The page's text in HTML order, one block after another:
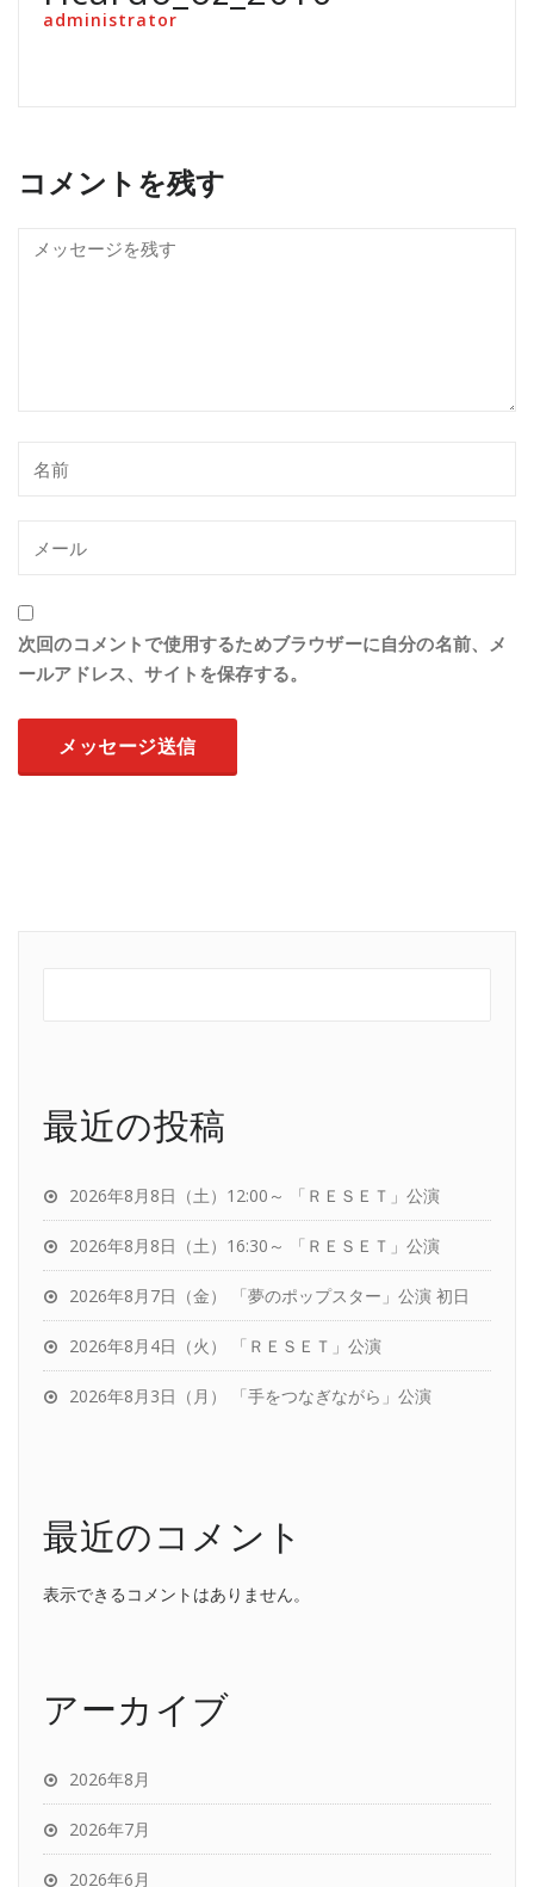
administrator
コメントを残す
次回のコメントで使用するためブラウザーに自分の名前、メ
ールアドレス、サイトを保存する。
最近の投稿
2026年8月8日（土）12:00～ 「ＲＥＳＥＴ」公演
2026年8月8日（土）16:30～ 「ＲＥＳＥＴ」公演
2026年8月7日（金） 「夢のポップスター」公演 初日
2026年8月4日（火） 「ＲＥＳＥＴ」公演
2026年8月3日（月） 「手をつなぎながら」公演
最近のコメント
表示できるコメントはありません。
アーカイブ
2026年8月
2026年7月
2026年6月